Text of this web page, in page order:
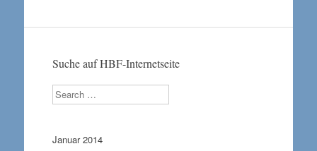
Suche auf HBF-Internetseite
Search
Januar 2014